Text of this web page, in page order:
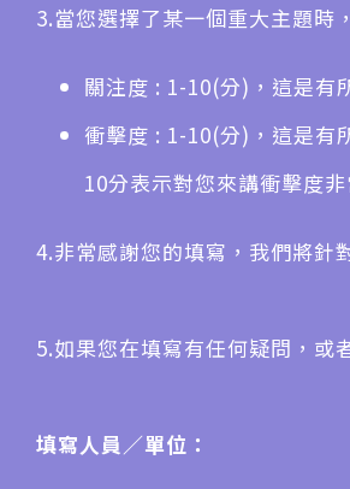
3.當您選擇了某一個重大主題時
關注度 : 1-10(分)，這是有
衝擊度 : 1-10(分)，這是有
10分表示對您來講衝擊度
4.非常感謝您的填寫，我們將針
5.如果您在填寫有任何疑問，或
填寫人員／單位：